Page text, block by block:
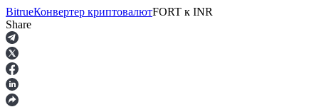
Фьючерсы
BitrueКонвертер криптовалютFORT к INR
Share